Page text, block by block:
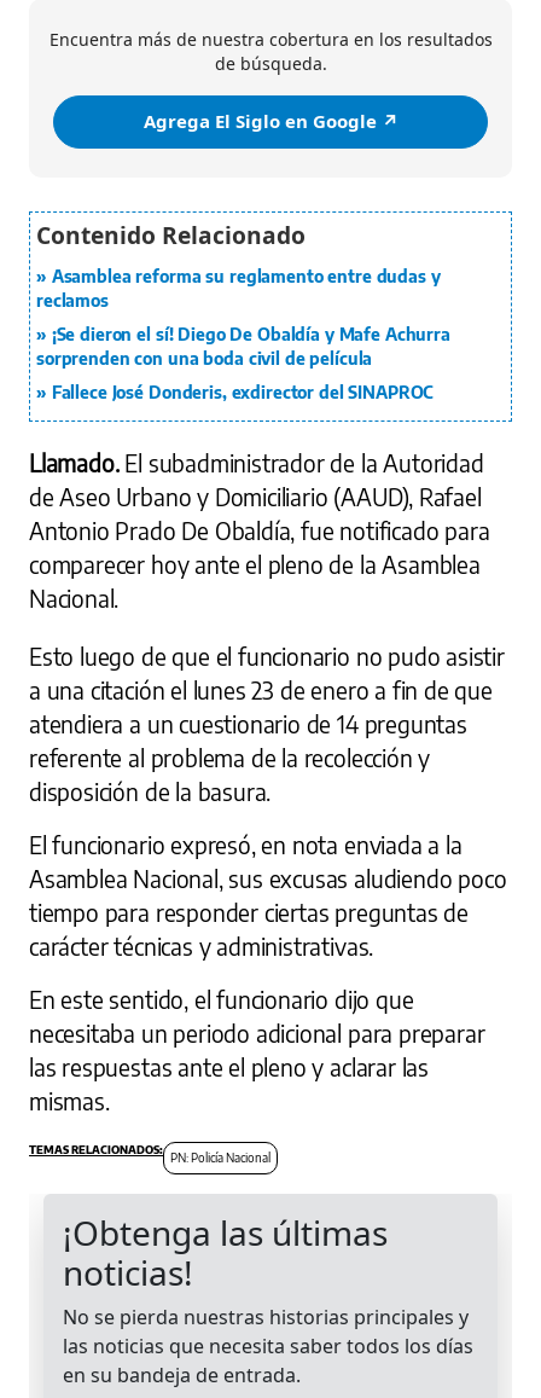
Encuentra más de nuestra cobertura en los resultados
de búsqueda.
Agrega El Siglo en Google ↗️
Asamblea reforma su reglamento entre dudas y
reclamos
¡Se dieron el sí! Diego De Obaldía y Mafe Achurra
sorprenden con una boda civil de película
Fallece José Donderis, exdirector del SINAPROC
Llamado. El subadministrador de la Autoridad
de Aseo Urbano y Domiciliario (AAUD), Rafael
Antonio Prado De Obaldía, fue notificado para
comparecer hoy ante el pleno de la Asamblea
Nacional.
Esto luego de que el funcionario no pudo asistir
a una citación el lunes 23 de enero a fin de que
atendiera a un cuestionario de 14 preguntas
referente al problema de la recolección y
disposición de la basura.
El funcionario expresó, en nota enviada a la
Asamblea Nacional, sus excusas aludiendo poco
tiempo para responder ciertas preguntas de
carácter técnicas y administrativas.
En este sentido, el funcionario dijo que
necesitaba un periodo adicional para preparar
las respuestas ante el pleno y aclarar las
mismas.
PN: Policía Nacional